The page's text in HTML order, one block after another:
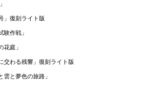
」復刻ライト版
験作戦」
花庭」
交わる残響」復刻ライト版
雲と夢色の旅路」